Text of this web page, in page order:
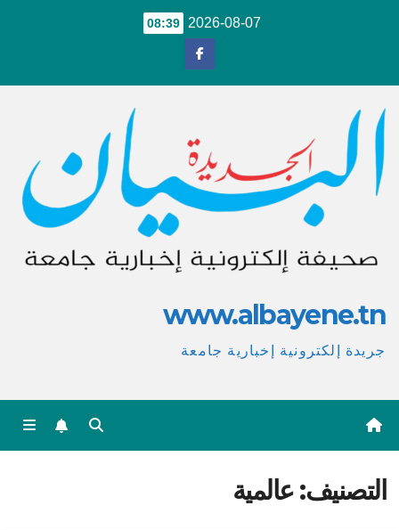
2026-08-07
08:39
www.albayene.tn
جريدة إلكترونية إخبارية جامعة
التصنيف:عالمية